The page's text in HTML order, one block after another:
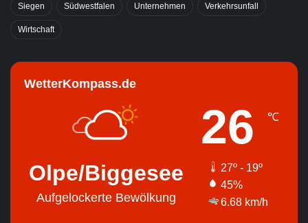
Siegen Südwestfalen Unternehmen Verkehrsunfall
Wirtschaft
WetterKompass.de
Olpe/Biggesee
Aufgelockerte Bewölkung
26 ℃
27º - 19º
45%
6.68 km/h